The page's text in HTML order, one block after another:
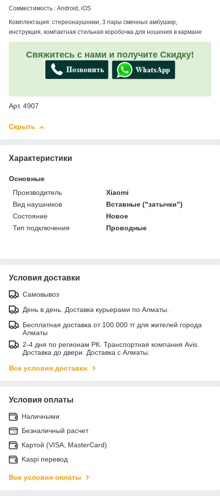
Совместимость : Android, iOS
Комплектация: стереонаушники, 3 пары сменных амбушюр,
инструкция, компактная стильная коробочка для ношения в кармане
Свяжитесь с нами и получите Скидку!
Арт. 4907
Скрыть
Характеристики
Основные
Производитель
Xiaomi
Вид наушников
Вставные ("затычки")
Состояние
Новое
Тип подключения
Проводные
Условия доставки
Самовывоз
День в день. Доставка курьерами по Алматы.
Бесплатная доставка от 100.000 тг для жителей города
Алматы
2-4 дня по регионам РК. Транспортная компания Avis.
Доставка до двери. Доставка с Алматы.
Все условия доставки
Условия оплаты
Наличными
Безналичный расчет
Картой (VISA, MasterCard)
Kaspi перевод
Все условия оплаты